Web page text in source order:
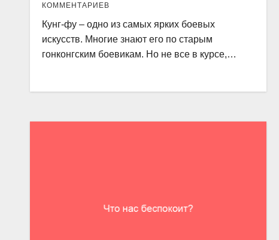
КОММЕНТАРИЕВ
Кунг-фу – одно из самых ярких боевых
искусств. Многие знают его по старым
гонконгским боевикам. Но не все в курсе,…